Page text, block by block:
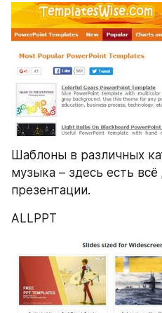
Шаблоны в различных
музыка – здесь есть всё
презентации.
ALLPPT